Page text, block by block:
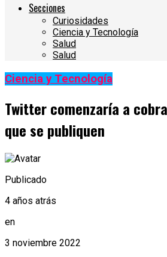
Secciones
Curiosidades
Ciencia y Tecnología
Salud
Salud
Ciencia y Tecnología
Twitter comenzaría a
que se publiquen
Publicado
4 años atrás
en
3 noviembre 2022